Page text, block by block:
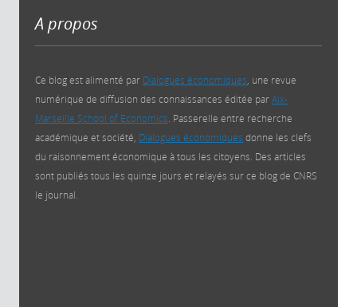
A propos
Ce blog est alimenté par Dialogues économiques , une revue
numérique de diffusion des connaissances éditée parAix-
Marseille School of Economics . Passerelle entre recherche
académique et société, Dialogues économiques donne les clefs
du raisonnement économique à tous les citoyens. Des articles
sont publiés tous les quinze jours et relayés sur ce blog de CNRS
le journal.